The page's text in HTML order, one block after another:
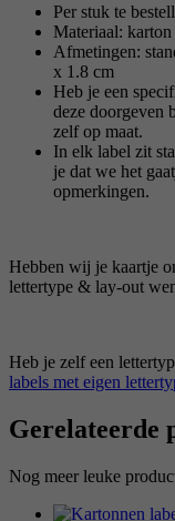
Per stuk te
Materiaal:
Afmetingen:
x 1.8 cm
Heb je een
deze doorgeven
zelf op maat.
In elk label zit
je dat we het
opmerkingen.
Hebben wij je kaartje
lettertype & lay-out
Heb je zelf een
labels met eigen
Gerelateerde
Nog meer leuke